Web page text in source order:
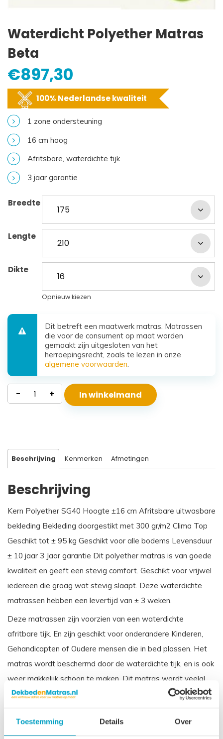
Toestemming Details Over
Waterdicht Polyether Matras
Beta
€897,30
100% Nederlandse kwaliteit
1 zone ondersteuning
16 cm hoog
Afritsbare, waterdichte tijk
3 jaar garantie
Breedte
Lengte
Dikte
Opnieuw kiezen
Dit betreft een maatwerk matras. Matrassen
die voor de consument op maat worden
gemaakt zijn uitgesloten van het
herroepingsrecht, zoals te lezen in onze
algemene voorwaarden
Waterdicht
Polyether
- + In winkelmand
Beschrijving Kenmerken Afmetingen
Beschrijving
Kern Polyether SG40 Hoogte ±16 cm Afritsbare uitwasbare
bekleding Bekleding doorgestikt met 300 gr/m2 Clima Top
Geschikt tot ± 95 kg Geschikt voor alle bodems Levensduur
± 10 jaar 3 Jaar garantie Dit polyether matras is van goede
kwaliteit en geeft een stevig comfort. Geschikt voor vrijwel
iedereen die graag wat stevig slaapt. Deze waterdichte
matrassen hebben een levertijd van ± 3 weken.
Deze matrassen zijn voorzien van een waterdichte
afritbare tijk. En zijn geschikt voor onderandere Kinderen,
Gehandicapten of Oudere mensen die in bed plassen. Het
matras wordt beschermd door de waterdichte tijk, en is ook
weer makkelijk schoon te maken. Dit matras wordt veelal
toegepast in zorginstellingen.
Vergelijkbare benamingen voor een koudschuim waterdichte
matras zijn: Incontinentie matras, Zorgmatras, Vloeistofdicht